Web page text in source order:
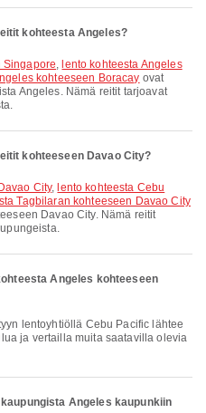
kohteesta Angeles?
Singapore, lento kohteesta Angeles
kohteeseen Boracay ovat
Angeles. Nämä reitit tarjoavat
kohteeseen Davao City?
City, lento kohteesta Cebu
Tagbilaran kohteeseen Davao City
Davao City. Nämä reitit
Angeles kohteeseen
ja vertailla muita saatavilla olevia
Angeles kaupunkiin